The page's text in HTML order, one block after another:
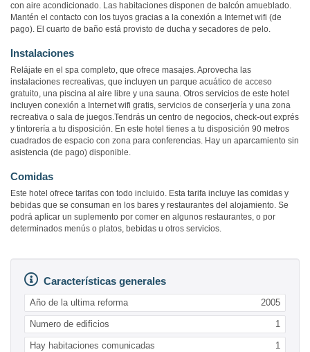
con aire acondicionado. Las habitaciones disponen de balcón amueblado.
Mantén el contacto con los tuyos gracias a la conexión a Internet wifi (de
pago). El cuarto de baño está provisto de ducha y secadores de pelo.
Instalaciones
Relájate en el spa completo, que ofrece masajes. Aprovecha las
instalaciones recreativas, que incluyen un parque acuático de acceso
gratuito, una piscina al aire libre y una sauna. Otros servicios de este hotel
incluyen conexión a Internet wifi gratis, servicios de conserjería y una zona
recreativa o sala de juegos.Tendrás un centro de negocios, check-out exprés
y tintorería a tu disposición. En este hotel tienes a tu disposición 90 metros
cuadrados de espacio con zona para conferencias. Hay un aparcamiento sin
asistencia (de pago) disponible.
Comidas
Este hotel ofrece tarifas con todo incluido. Esta tarifa incluye las comidas y
bebidas que se consuman en los bares y restaurantes del alojamiento. Se
podrá aplicar un suplemento por comer en algunos restaurantes, o por
determinados menús o platos, bebidas u otros servicios.
Características generales
Año de la ultima reforma 2005
Numero de edificios 1
Hay habitaciones comunicadas 1